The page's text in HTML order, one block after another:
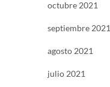
octubre 2021
septiembre 2021
agosto 2021
julio 2021